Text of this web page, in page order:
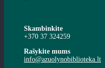
Skambinkite
+370 37 324259
Rašykite mums
info@azuolynobiblioteka.lt